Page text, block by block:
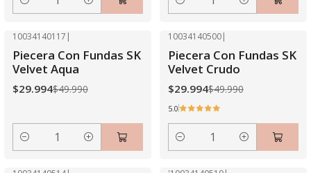
Cantidad Cantidad
10034140117 |
Piecera Con Fundas SK
Velvet Aqua
$29.994$49.990
Cantidad
10034140500|
Piecera Con Fundas SK
Velvet Crudo
$29.994$49.990
5.0
Cantidad